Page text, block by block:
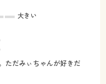
大きい
ただみぃちゃんが好きだ